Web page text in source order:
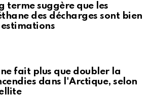
terme suggère que les
des décharges sont bien
estimations
fait plus que doubler la
dans l'Arctique, selon